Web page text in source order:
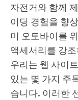
자전거와 함께
이딩 경험을 향
미 오토바이를
액세서리를 강
우리는 웹 사이
있는 몇 가지 주
습니다. 이러한